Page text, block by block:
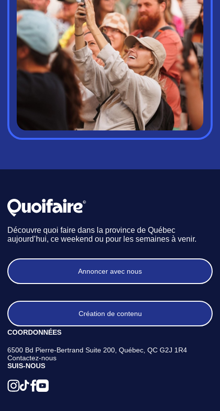
Découvre quoi faire dans la province de Québec
aujourd’hui, ce weekend ou pour les semaines à venir.
Annoncer avec nous
Création de contenu
COORDONNÉES
6500 Bd Pierre-Bertrand Suite 200, Québec, QC G2J 1R4
Contactez-nous
SUIS-NOUS